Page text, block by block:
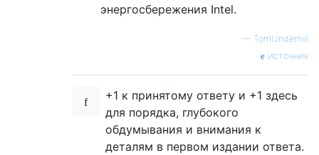
энергосбережения Intel.
— TomUnderhill
источник
+1 к принятому ответу и +1 здесь
для порядка, глубокого
обдумывания и внимания к
деталям в первом издании ответа.